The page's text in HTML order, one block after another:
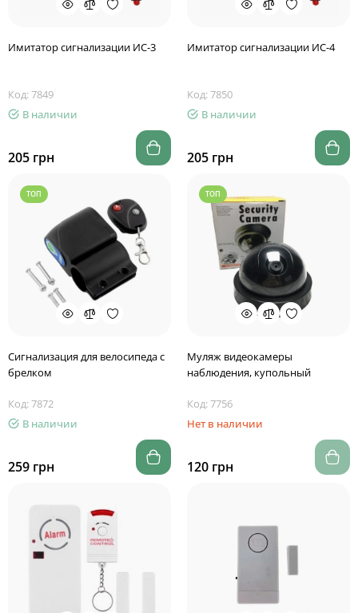
Имитатор сигнализации ИС-3
Код: 7849
В наличии
205 грн
Имитатор сигнализации ИС-4
Код: 7850
В наличии
205 грн
ТОП
Сигнализация для велосипеда с
брелком
Код: 7872
В наличии
259 грн
ТОП
Муляж видеокамеры
наблюдения, купольный
Код: 7756
Нет в наличии
120 грн